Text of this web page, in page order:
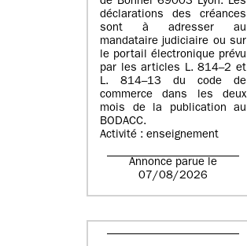
déclarations des créances
sont à adresser au
mandataire judiciaire ou sur
le portail électronique prévu
par les articles L. 814–2 et
L. 814–13 du code de
commerce dans les deux
mois de la publication au
BODACC.
Activité : enseignement
Annonce parue le
07/08/2026